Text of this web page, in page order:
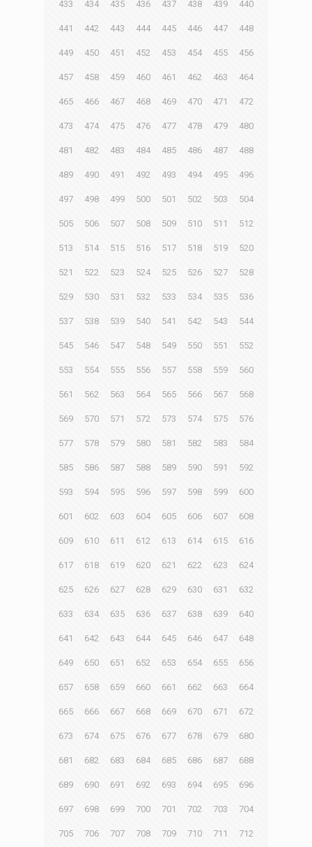
433 434 435 436 437 438 439 440
441 442 443 444 445 446 447 448
449 450 451 452 453 454 455 456
457 458 459 460 461 462 463 464
465 466 467 468 469 470 471 472
473 474 475 476 477 478 479 480
481 482 483 484 485 486 487 488
489 490 491 492 493 494 495 496
497 498 499 500 501 502 503 504
505 506 507 508 509 510 511 512
513 514 515 516 517 518 519 520
521 522 523 524 525 526 527 528
529 530 531 532 533 534 535 536
537 538 539 540 541 542 543 544
545 546 547 548 549 550 551 552
553 554 555 556 557 558 559 560
561 562 563 564 565 566 567 568
569 570 571 572 573 574 575 576
577 578 579 580 581 582 583 584
585 586 587 588 589 590 591 592
593 594 595 596 597 598 599 600
601 602 603 604 605 606 607 608
609 610 611 612 613 614 615 616
617 618 619 620 621 622 623 624
625 626 627 628 629 630 631 632
633 634 635 636 637 638 639 640
641 642 643 644 645 646 647 648
649 650 651 652 653 654 655 656
657 658 659 660 661 662 663 664
665 666 667 668 669 670 671 672
673 674 675 676 677 678 679 680
681 682 683 684 685 686 687 688
689 690 691 692 693 694 695 696
697 698 699 700 701 702 703 704
705 706 707 708 709 710 711 712